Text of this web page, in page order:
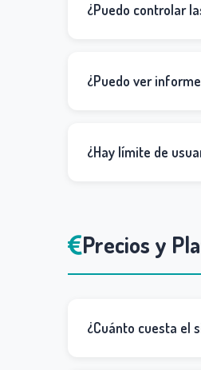
¿Puedo controlar
¿Puedo ver
¿Hay límite de
Precios y
¿Cuánto cuesta el